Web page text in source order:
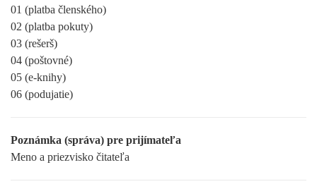
01 (platba členského)
02 (platba pokuty)
03 (rešerš)
04 (poštovné)
05 (e-knihy)
06 (podujatie)
Poznámka (správa) pre prijímateľa
Meno a priezvisko čitateľa